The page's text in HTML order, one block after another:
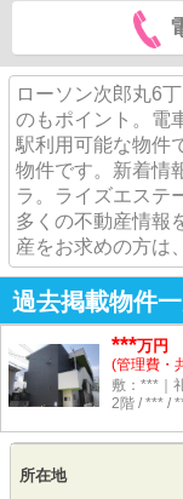
ローソン次郎丸6
のもポイント。電
駅利用可能な物件
物件です。新着情
ラ。ライズエステ
多くの不動産情報
産をお求めの方は
過去掲載物件
***万円
(管理費・
敷：***｜
2階 / *** /
所在地